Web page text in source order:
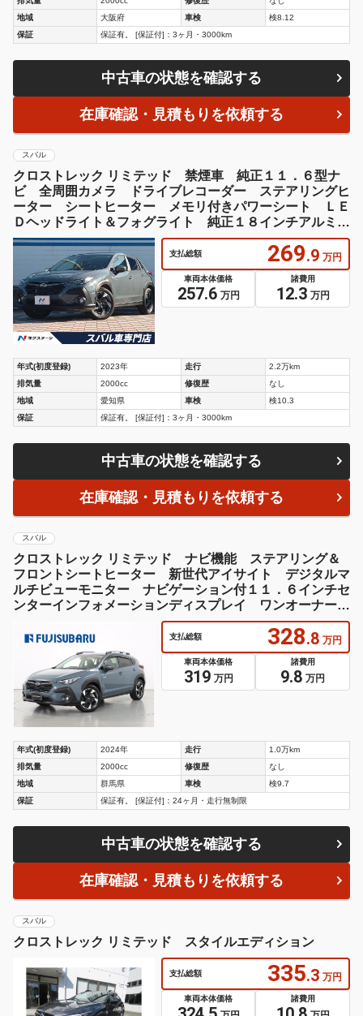
地域
大阪府 車検
検8.12
保証
保証有。 [保証付]：3ヶ月・3000km
中古車の状態を確認する
在庫確認・見積もりを依頼する
スバル
クロストレック リミテッド 禁煙車 純正１１．６型ナ
ビ 全周囲カメラ ドライブレコーダー ステアリングヒ
ーター シートヒーター メモリ付きパワーシート ＬＥ
Ｄヘッドライト＆フォグライト 純正１８インチアルミホ
イール
支払総額 269.9 万円
車両本体価格
257.6 万円
諸費用
12.3 万円
年式(初度登録) 2023年 走行
2.2万km
排気量
2000cc 修復歴
なし
地域
愛知県 車検
検10.3
保証
保証有。 [保証付]：3ヶ月・3000km
中古車の状態を確認する
在庫確認・見積もりを依頼する
スバル
クロストレック リミテッド ナビ機能 ステアリング＆
フロントシートヒーター 新世代アイサイト デジタルマ
ルチビューモニター ナビゲーション付１１．６インチセ
ンターインフォメーションディスプレイ ワンオーナー
記録簿 フルセグＴＶ アンドロイドオート アップルカ
ープレイ
支払総額 328.8 万円
車両本体価格
319 万円
諸費用
9.8 万円
年式(初度登録) 2024年 走行
1.0万km
排気量
2000cc 修復歴
なし
地域
群馬県 車検
検9.7
保証
保証有。 [保証付]：24ヶ月・走行無制限
中古車の状態を確認する
在庫確認・見積もりを依頼する
スバル
クロストレック リミテッド スタイルエディション
支払総額 335.3 万円
車両本体価格 諸費用